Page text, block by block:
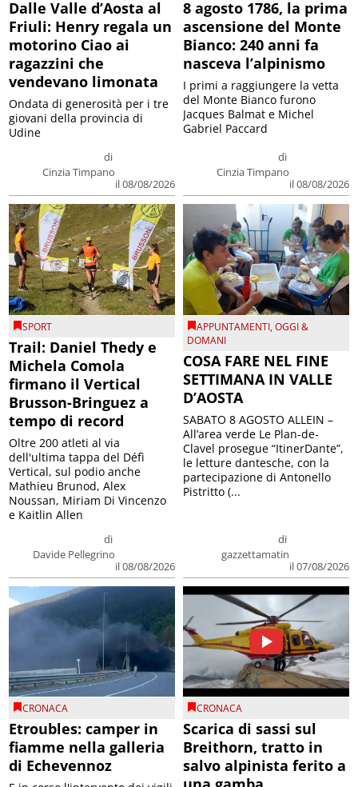
Dalle Valle d’Aosta al
Friuli: Henry regala un
motorino Ciao ai
ragazzini che
vendevano limonata
di
Cinzia Timpano
il 08/08/2026
Ondata di generosità per i tre
giovani della provincia di
Udine
8 agosto 1786, la prima
ascensione del Monte
Bianco: 240 anni fa
nasceva l’alpinismo
di
Cinzia Timpano
il 08/08/2026
I primi a raggiungere la vetta
del Monte Bianco furono
Jacques Balmat e Michel
Gabriel Paccard
SPORT
Trail: Daniel Thedy e
Michela Comola
firmano il Vertical
Brusson-Bringuez a
tempo di record
di
Davide Pellegrino
il 08/08/2026
Oltre 200 atleti al via
dell'ultima tappa del Défì
Vertical, sul podio anche
Mathieu Brunod, Alex
Noussan, Miriam Di Vincenzo
e Kaitlin Allen
APPUNTAMENTI,OGGI &
DOMANI
COSA FARE NEL FINE
SETTIMANA IN VALLE
D’AOSTA
di
gazzettamatin
il 07/08/2026
SABATO 8 AGOSTO ALLEIN –
All’area verde Le Plan-de-
Clavel prosegue “ItinerDante”,
le letture dantesche, con la
partecipazione di Antonello
Pistritto (...
CRONACA
Etroubles: camper in
fiamme nella galleria
di Echevennoz
CRONACA
Scarica di sassi sul
Breithorn, tratto in
salvo alpinista ferito a